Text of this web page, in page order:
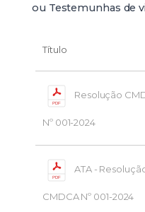
ou Testemunhas de
Título
Resolução
Nº 001-2024
ATA -
CMDCA Nº 001-2024